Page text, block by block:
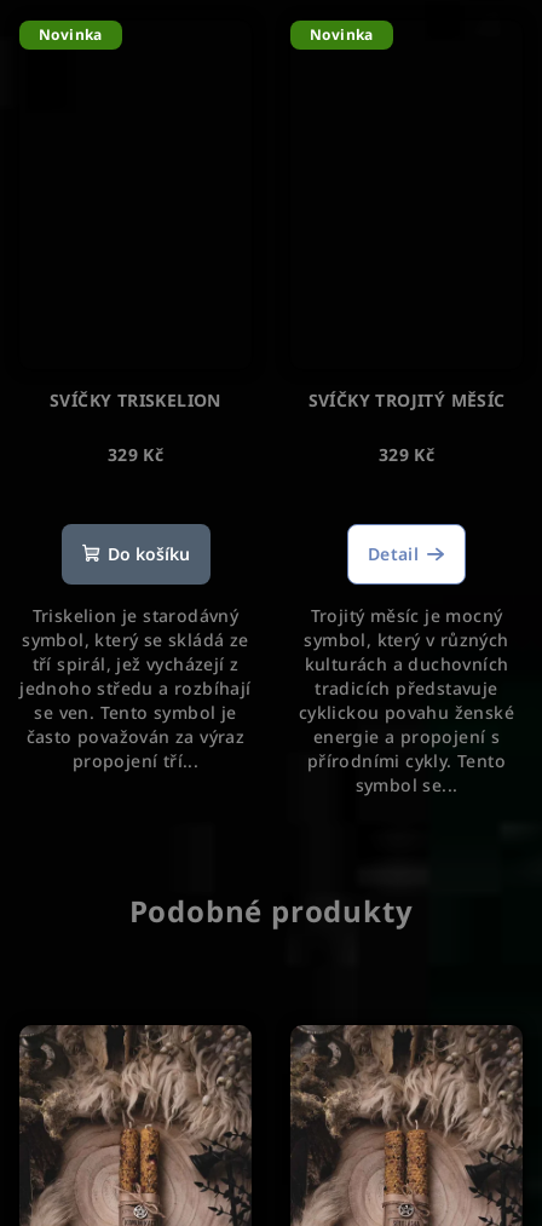
Novinka
SVÍČKY TRISKELION
329 Kč
Do košíku
Triskelion je starodávný
symbol, který se skládá ze
tří spirál, jež vycházejí z
jednoho středu a rozbíhají
se ven. Tento symbol je
často považován za výraz
propojení tří...
Novinka
SVÍČKY TROJITÝ MĚSÍC
329 Kč
Detail
Trojitý měsíc je mocný
symbol, který v různých
kulturách a duchovních
tradicích představuje
cyklickou povahu ženské
energie a propojení s
přírodními cykly. Tento
symbol se...
Podobné produkty